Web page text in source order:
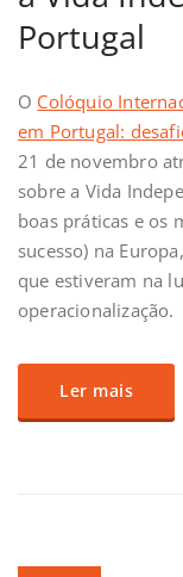
Portugal
O Colóquio
em Portugal:
21 de novembro
sobre a Vida
boas práticas e os
sucesso) na
que estiveram na
operacionalização.
Ler mais